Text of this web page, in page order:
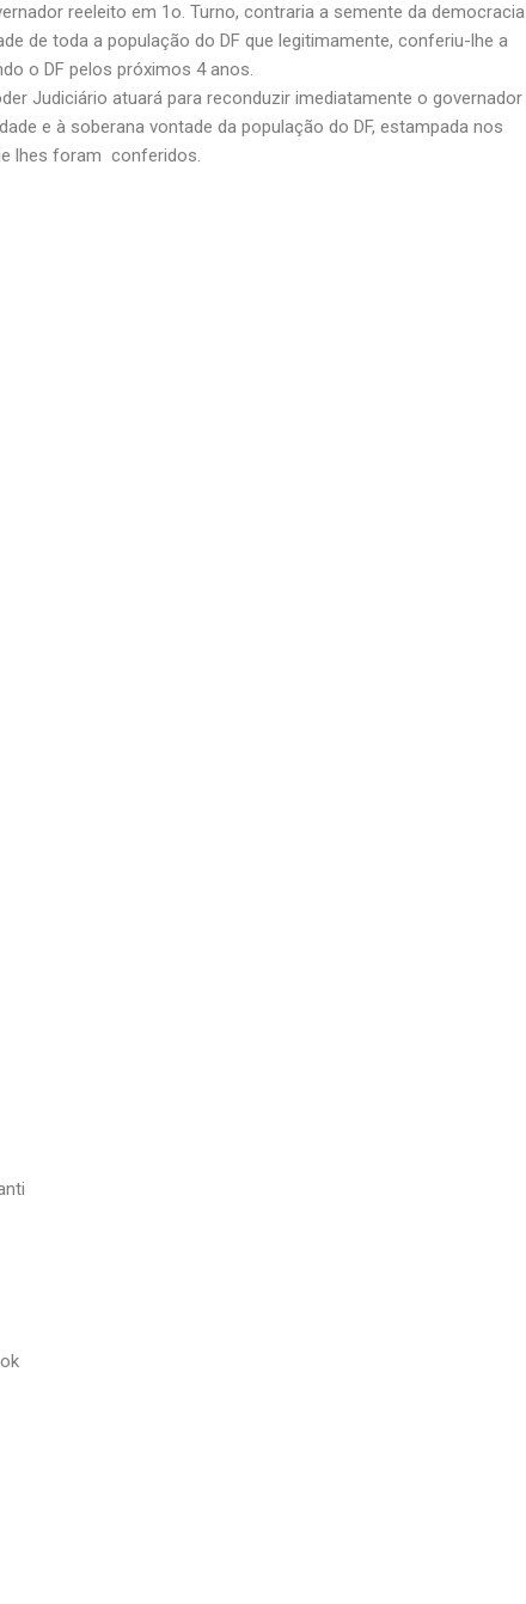
reeleito em 1o. Turno, contraria a semente da democracia
de toda a população do DF que legitimamente, conferiu-lhe a
o DF pelos próximos 4 anos.
Judiciário atuará para reconduzir imediatamente o governador
e à soberana vontade da população do DF, estampada nos
lhes foram conferidos.